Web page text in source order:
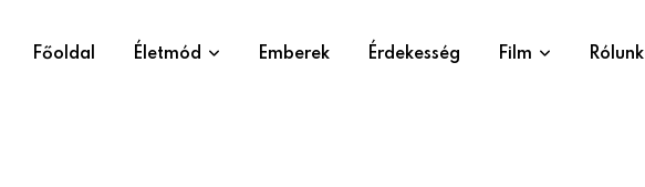
Főoldal Életmód Emberek Érdekesség Film Rólunk